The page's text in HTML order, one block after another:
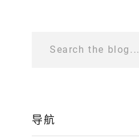
Search the blog...
导航